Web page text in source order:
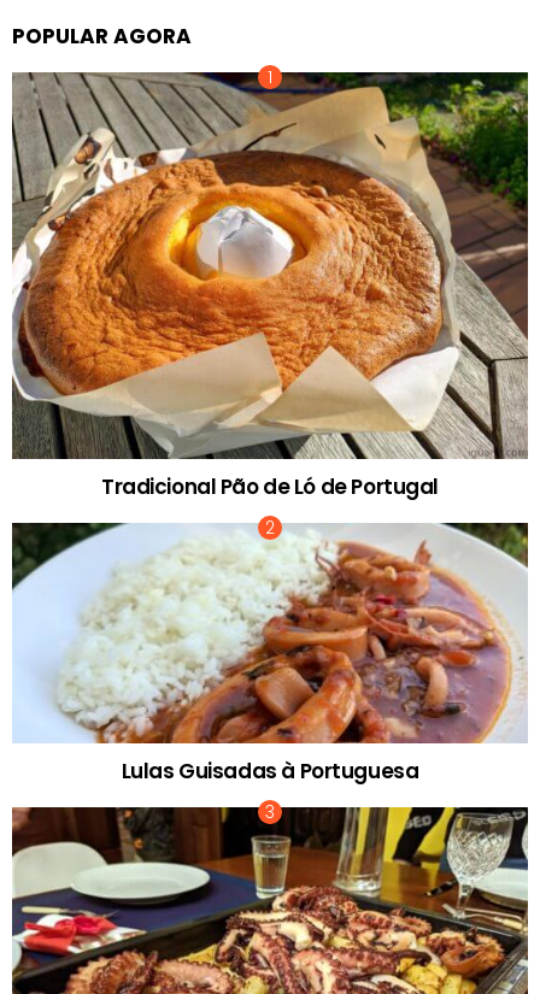
POPULAR AGORA
Tradicional Pão de Ló de Portugal
Lulas Guisadas à Portuguesa